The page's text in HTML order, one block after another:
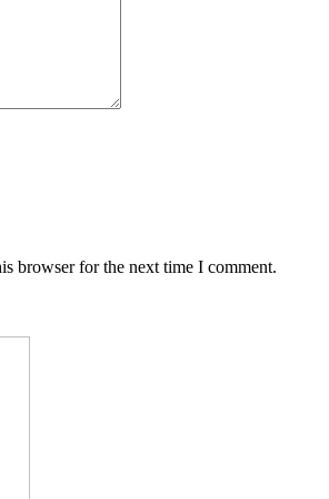
browser for the next time I comment.